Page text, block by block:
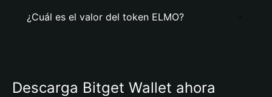
¿Cuál es el valor del token ELMO?
Descarga Bitget Wallet ahora